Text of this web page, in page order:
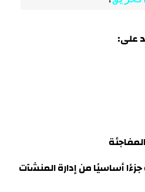
على:
جزءًا أساسيًا من إدارة المنشآت